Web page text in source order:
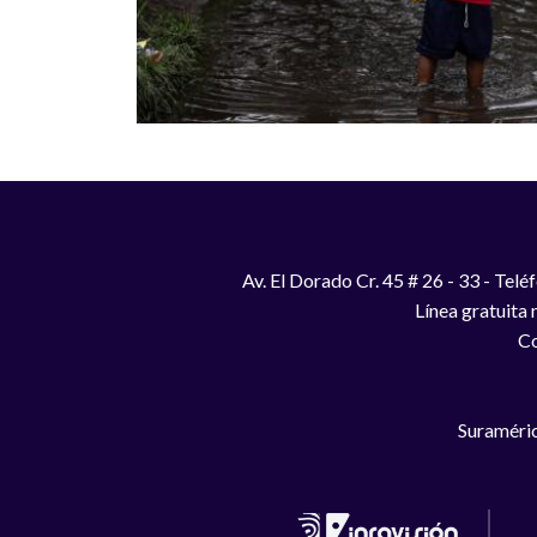
Av. El Dorado Cr. 45 # 26 - 33 -
Línea gratuita